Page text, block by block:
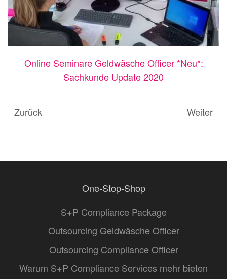
Online Seminare Geldwäsche Officer *Neu*:
Sachkunde Update 2020
Zurück Weiter
One-Stop-Shop
S+P Compliance Package
Outsourcing Geldwäsche Officer
Outsourcing Compliance Officer
Warum S+P Compliance Services mehr bieten